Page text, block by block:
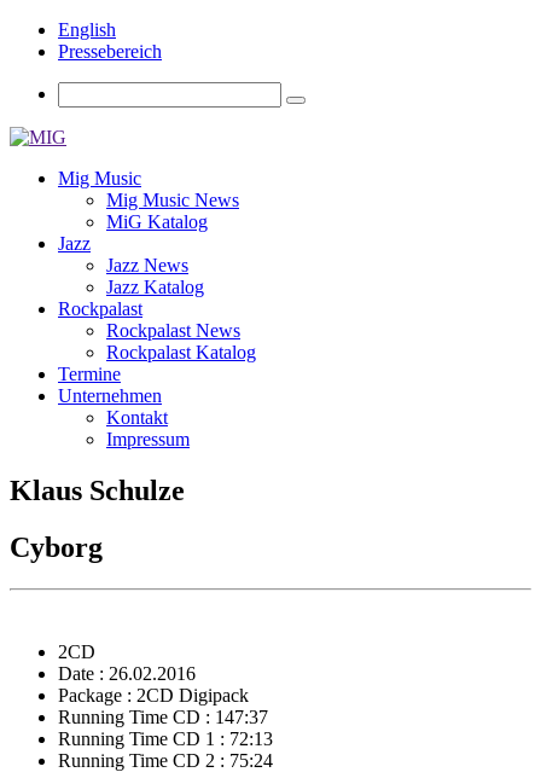
English
Pressebereich
Mig Music
Mig Music News
MiG Katalog
Jazz
Jazz News
Jazz Katalog
Rockpalast
Rockpalast News
Rockpalast Katalog
Termine
Unternehmen
Kontakt
Impressum
Klaus Schulze
Cyborg
2CD
Date : 26.02.2016
Package : 2CD Digipack
Running Time CD : 147:37
Running Time CD 1 : 72:13
Running Time CD 2 : 75:24